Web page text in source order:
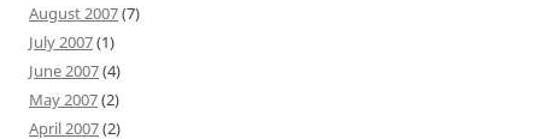
August 2007(7)
July 2007(1)
June 2007(4)
May 2007(2)
April 2007(2)